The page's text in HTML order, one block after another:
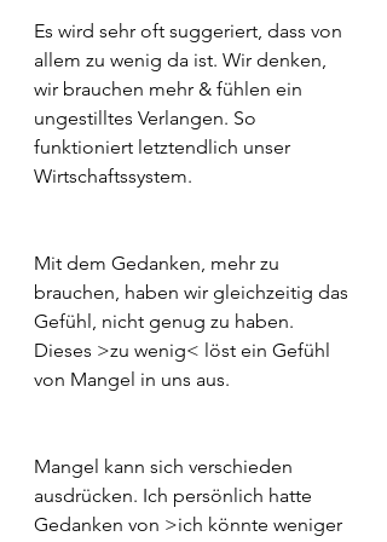
Es wird sehr oft suggeriert, dass von
allem zu wenig da ist. Wir denken,
wir brauchen mehr & fühlen ein
ungestilltes Verlangen. So
funktioniert letztendlich unser
Wirtschaftssystem.
Mit dem Gedanken, mehr zu
brauchen, haben wir gleichzeitig das
Gefühl, nicht genug zu haben.
Dieses >zu wenig< löst ein Gefühl
von Mangel in uns aus.
Mangel kann sich verschieden
ausdrücken. Ich persönlich hatte
Gedanken von >ich könnte weniger